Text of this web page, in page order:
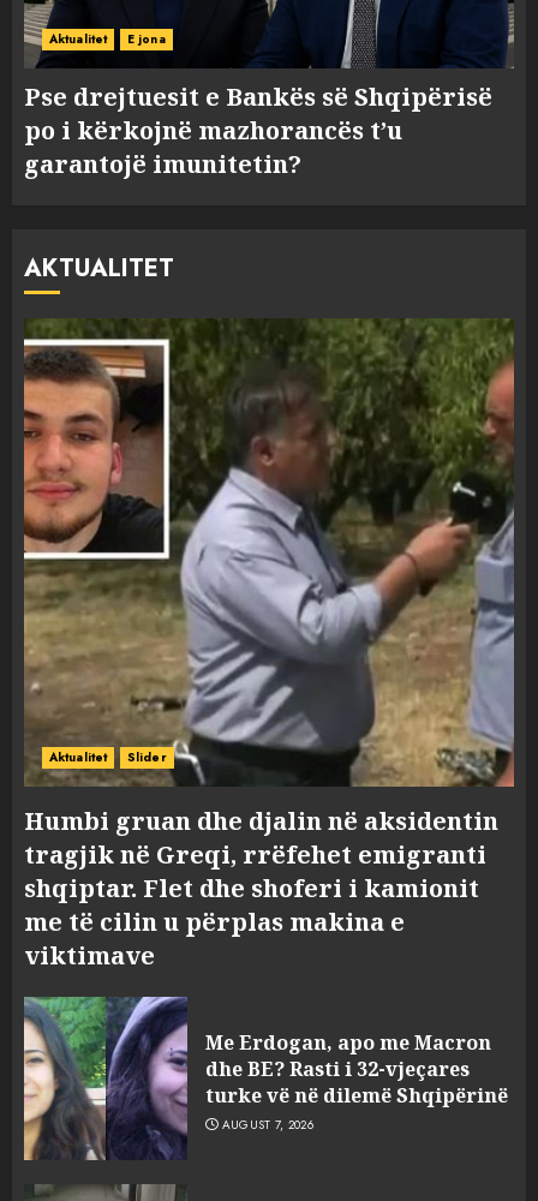
Aktualitet E jona
Pse drejtuesit e Bankës së Shqipërisë
po i kërkojnë mazhorancës t’u
garantojë imunitetin?
AKTUALITET
Aktualitet Slider
Humbi gruan dhe djalin në aksidentin
tragjik në Greqi, rrëfehet emigranti
shqiptar. Flet dhe shoferi i kamionit
me të cilin u përplas makina e
viktimave
Me Erdogan, apo me Macron
dhe BE? Rasti i 32-vjeçares
turke vë në dilemë Shqipërinë
AUGUST 7, 2026